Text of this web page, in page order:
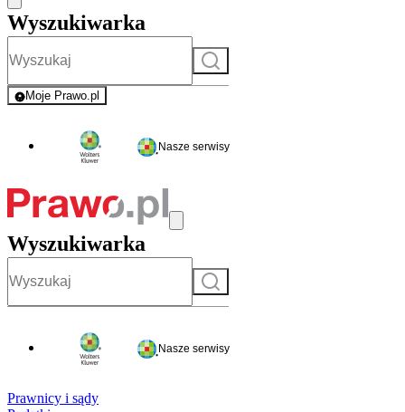
Wyszukiwarka
Szukaj
Moje Prawo.pl
- rejestracja i logowanie do serwisu
Nasze serwisy
Wyszukiwarka
Szukaj
Nasze serwisy
Prawnicy i sądy